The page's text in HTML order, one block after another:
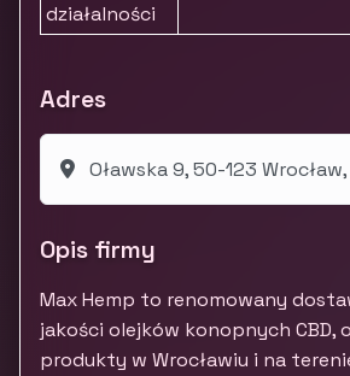
działalności
Adres
Oławska 9, 50-123
Opis firmy
Max Hemp to renomowany
jakości olejków konopnych CBD,
produkty w Wrocławiu i na